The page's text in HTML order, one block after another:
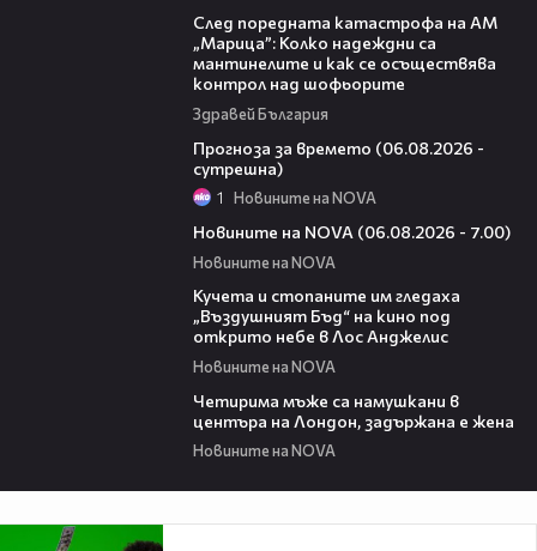
След поредната катастрофа на АМ
„Марица”: Колко надеждни са
мантинелите и как се осъществява
контрол над шофьорите
Здравей България
Прогноза за времето (06.08.2026 -
сутрешна)
1 Новините на NOVA
Новините на NOVA (06.08.2026 - 7.00)
Новините на NOVA
Кучета и стопаните им гледаха
„Въздушният Бъд“ на кино под
открито небе в Лос Анджелис
Новините на NOVA
Четирима мъже са намушкани в
центъра на Лондон, задържана е жена
Новините на NOVA